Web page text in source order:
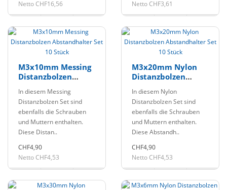
Netto CHF16,56 Netto CHF3,61
M3x10mm Messing
Distanzbolzen
10 Stück
In diesem Messing
Distanzbolzen Set sind
ebenfalls die Schrauben
und Muttern enthalten.
Diese Distan..
CHF4,90
Netto CHF4,53
M3x20mm Nylon
Distanzbolzen
10 Stück
In diesem Nylon
Distanzbolzen Set sind
ebenfalls die Schrauben
und Muttern enthalten.
Diese Abstandh..
CHF4,90
Netto CHF4,53